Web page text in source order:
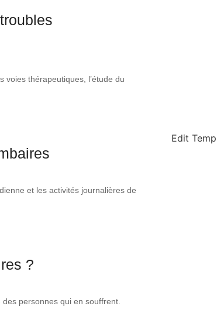
thérapeutiques, l’étude du
et les activités journalières de
?
personnes qui en souffrent.
Edit